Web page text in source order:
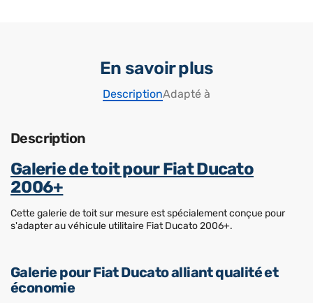
En savoir plus
DescriptionAdapté à
Description
Galerie de toit pour Fiat Ducato
2006+
Cette galerie de toit sur mesure est spécialement conçue pour
s'adapter au véhicule utilitaire Fiat Ducato 2006+.
Galerie pour Fiat Ducato alliant qualité et
économie